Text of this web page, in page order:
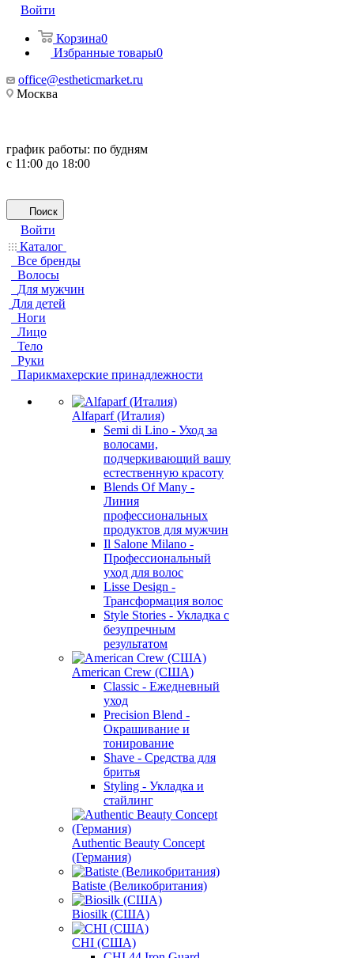
Войти
Корзина0
Избранные товары0
office@estheticmarket.ru
Москва
график работы: по будням
с 11:00 до 18:00
Поиск
Войти
Каталог
Все бренды
Волосы
Для мужчин
Для детей
Ноги
Лицо
Тело
Руки
Парикмахерские принадлежности
Alfaparf (Италия)
Semi di Lino - Уход за
волосами,
подчеркивающий вашу
естественную красоту
Blends Of Many -
Линия
профессиональных
продуктов для мужчин
Il Salone Milano -
Профессиональный
уход для волос
Lisse Design -
Трансформация волос
Style Stories - Укладка с
безупречным
результатом
American Crew (США)
Classic - Ежедневный
уход
Precision Blend -
Окрашивание и
тонирование
Shave - Средства для
бритья
Styling - Укладка и
стайлинг
Authentic Beauty Concept
(Германия)
Batiste (Великобритания)
Biosilk (США)
CHI (США)